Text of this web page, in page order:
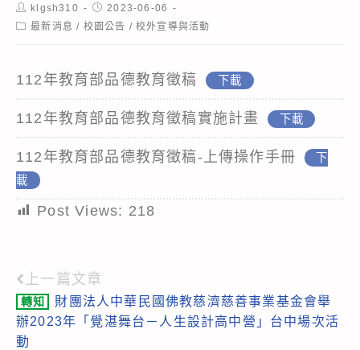
Post
author:
klgsh310
Post
published:
2023-06-06
Post最新消息 / 校園公告 / 校外宣導與活動
112年教育部品德教育徵稿 下載
112年教育部品德教育徵稿實施計畫 下載
112年教育部品德教育徵稿-上傳操作手冊
下
載
Post Views: 218
Read
more
articles
上一篇文章
轉知
財團法人中華民國佛教慈濟慈善事業基金會舉
辦2023年「覺湛舞台－人生設計高中營」台中場次活
動